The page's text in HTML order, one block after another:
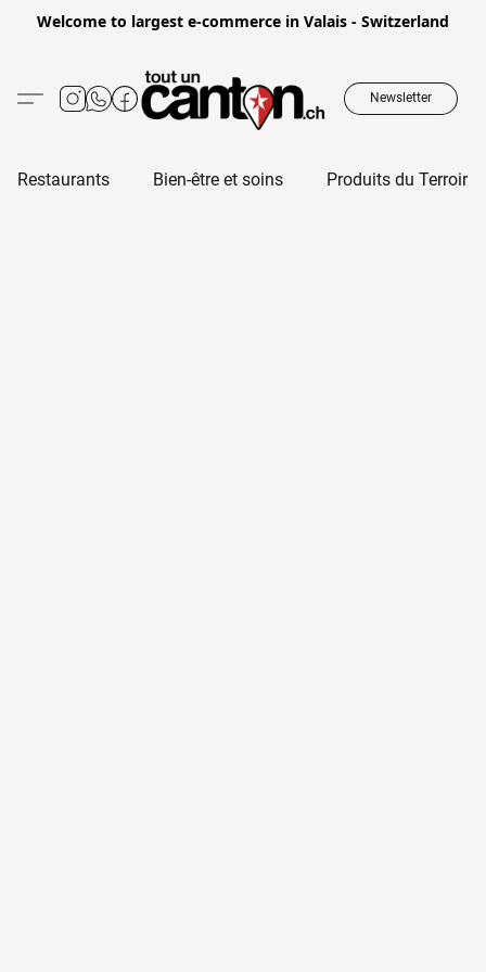
Welcome to largest e-commerce in Valais - Switzerland
Newsletter
Restaurants Bien-être et soins Produits du Terroir